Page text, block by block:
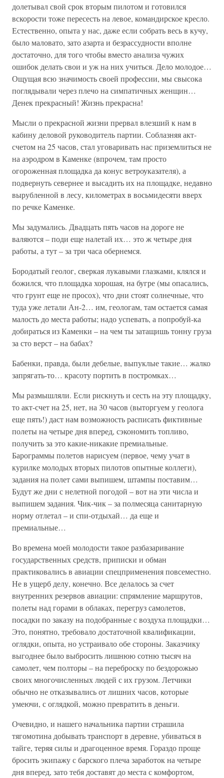
долетывал свой срок вторым пилотом и готовился
вскорости тоже пересесть на левое, командирское кресло.
Естественно, опыта у нас, даже если собрать весь в кучу,
было маловато, зато азарта и безрассудности вполне
достаточно, для того чтобы вместо анализа чужих
ошибок делать свои и уж на них учиться. Дело молодое…
Ощущая всю значимость своей профессии, мы свысока
поглядывали через плечо на симпатичных женщин…
Денек прекрасный! Жизнь прекрасна!
Мысли о прекрасной жизни прервал влезший к нам в
кабину деловой руководитель партии. Соблазняя акт-
счетом на 25 часов, стал уговаривать нас приземлиться не
на аэродром в Каменке (впрочем, там просто
огороженная площадка да конус ветроуказателя), а
подвернуть севернее и высадить их на площадке, недавно
вырубленной в лесу, километрах в восьмидесяти вверх
по речке Каменке.
Мы задумались. Двадцать пять часов на дороге не
валяются – поди еще налетай их… это ж четыре дня
работы, а тут – за три часа обернемся.
Бородатый геолог, сверкая лукавыми глазками, клялся и
божился, что площадка хорошая, на бугре (мы опасались,
что грунт еще не просох), что дни стоят солнечные, что
туда уже летали Ан-2… им, геологам, там остается самая
малость до места работы; надо успевать, а попробуй-ка
добираться из Каменки – на чем ты затащишь тонну груза
за сто верст – на бабах?
Бабенки, правда, были дебелые, выпуклые такие… жалко
запрягать-то… красоту портить в постромках…
Мы размышляли. Если рискнуть и сесть на эту площадку,
то акт-счет на 25, нет, на 30 часов (выторгуем у геолога
еще пять!) даст нам возможность расписать фиктивные
полеты на четыре дня вперед, сэкономить топливо,
получить за это какие-никакие премиальные.
Барограммы полетов нарисуем (первое, чему учат в
курилке молодых вторых пилотов опытные коллеги),
задания на полет сами выпишем, штампы поставим…
Будут же дни с нелетной погодой – вот на эти числа и
выпишем задания. Чик-чик – за полмесяца санитарную
норму отлетал – и спи-отдыхай… да еще и
премиальные…
Во времена моей молодости такое разбазаривание
государственных средств, приписки и обман
практиковались в авиации спецприменения повсеместно.
Не в ущерб делу, конечно. Все делалось за счет
внутренних резервов авиации: спрямление маршрутов,
полеты над горами в облаках, перегруз самолетов,
посадки по заказу на подобранные с воздуха площадки…
Это, понятно, требовало достаточной квалификации,
оглядки, опыта, но устраивало обе стороны. Заказчику
выгоднее было выбросить лишнюю сотню тысяч на
самолет, чем полторы – на переброску по бездорожью
своих многочисленных людей с их грузом. Летчики
обычно не отказывались от лишних часов, которые
умеючи, с оглядкой, можно превратить в деньги.
Очевидно, и нашего начальника партии страшила
тягомотина добывать транспорт в деревне, убиваться в
тайге, теряя силы и драгоценное время. Гораздо проще
бросить экипажу с барского плеча заработок на четыре
дня вперед, зато тебя доставят до места с комфортом,